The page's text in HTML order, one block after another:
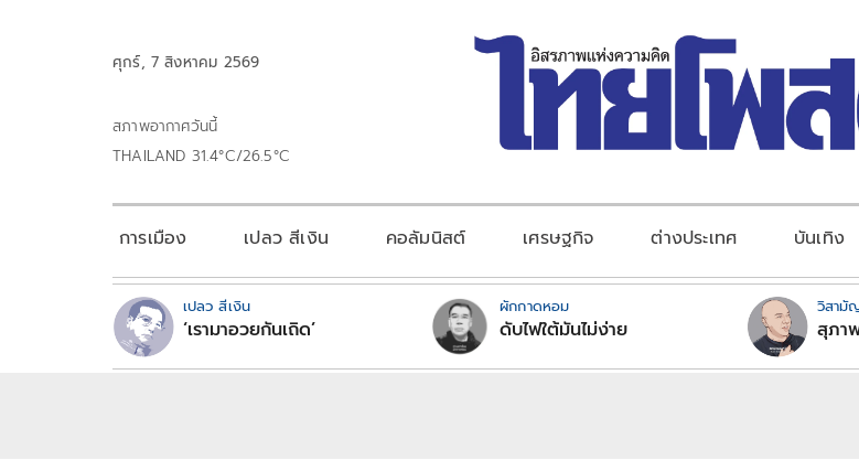
ศุกร์, 7 สิงหาคม 2569
สภาพอากาศวันนี้
THAILAND 31.4°C/26.5°C
การเมือง เปลว สีเงิน คอลัมนิสต์ เศรษฐกิจ ต่างประเทศ บันเทิง
เปลว สีเงิน
‘เรามาอวยกันเถิด’
ผักกาดหอม
ดับไฟใต้มันไม่ง่าย
วิสามั
สุภา